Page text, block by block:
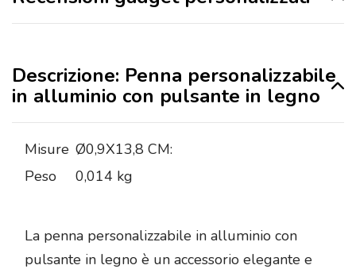
Descrizione: Penna personalizzabile
in alluminio con pulsante in legno
Misure Ø0,9X13,8 CM:
Peso
0,014 kg
La penna personalizzabile in alluminio con
pulsante in legno è un accessorio elegante e